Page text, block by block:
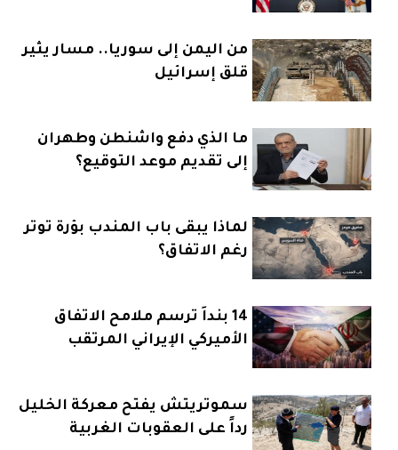
من اليمن إلى سوريا.. مسار يثير
قلق إسرائيل
ما الذي دفع واشنطن وطهران
إلى تقديم موعد التوقيع؟
لماذا يبقى باب المندب بؤرة توتر
رغم الاتفاق؟
14 بنداً ترسم ملامح الاتفاق
الأميركي الإيراني المرتقب
سموتريتش يفتح معركة الخليل
رداً على العقوبات الغربية